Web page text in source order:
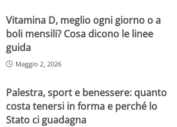
Vitamina D, meglio ogni giorno o a
boli mensili? Cosa dicono le linee
guida
Maggio 2, 2026
Palestra, sport e benessere: quanto
costa tenersi in forma e perché lo
Stato ci guadagna